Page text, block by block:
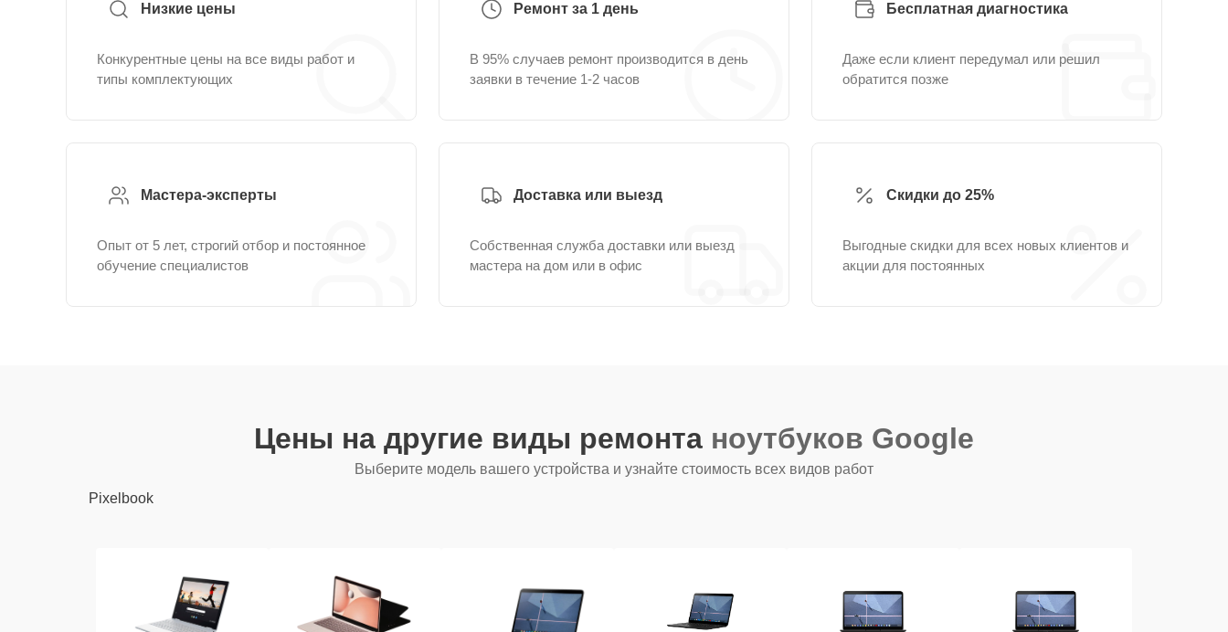
Низкие цены
Конкурентные цены на все виды работ и
типы комплектующих
Ремонт за 1 день
В 95% случаев ремонт производится в день
заявки в течение 1-2 часов
Бесплатная диагностика
Даже если клиент передумал или решил
обратится позже
Мастера-эксперты
Опыт от 5 лет, строгий отбор и постоянное
обучение специалистов
Доставка или выезд
Собственная служба доставки или выезд
мастера на дом или в офис
Скидки до 25%
Выгодные скидки для всех новых клиентов и
акции для постоянных
Цены на другие виды ремонта ноутбуков Google
Выберите модель вашего устройства и узнайте стоимость всех видов работ
Pixelbook